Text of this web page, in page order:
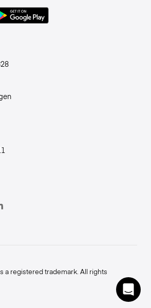
a registered trademark. All rights